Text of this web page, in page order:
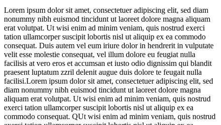
Lorem ipsum dolor sit amet, consectetuer adipiscing elit, sed diam
nonummy nibh euismod tincidunt ut laoreet dolore magna aliquam
erat volutpat. Ut wisi enim ad minim veniam, quis nostrud exerci
tation ullamcorper suscipit lobortis nisl ut aliquip ex ea commodo
consequat. Duis autem vel eum iriure dolor in hendrerit in vulputate
velit esse molestie consequat, vel illum dolore eu feugiat nulla
facilisis at vero eros et accumsan et iusto odio dignissim qui blandit
praesent luptatum zzril delenit augue duis dolore te feugait nulla
facilisi.Lorem ipsum dolor sit amet, consectetuer adipiscing elit, sed
diam nonummy nibh euismod tincidunt ut laoreet dolore magna
aliquam erat volutpat. Ut wisi enim ad minim veniam, quis nostrud
exerci tation ullamcorper suscipit lobortis nisl ut aliquip ex ea
commodo consequat. QUt wisi enim ad minim veniam, quis nostrud